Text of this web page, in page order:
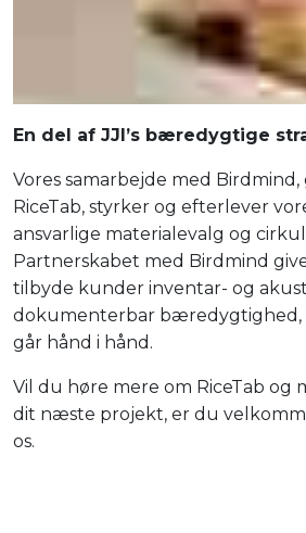
En del af JJI’s bæredygtige
Vores samarbejde med
RiceTab, styrker og efterlever
ansvarlige materialevalg og
Partnerskabet med Birdmind
tilbyde kunder inventar- og
dokumenterbar bæredygtighed,
går hånd i hånd.
Vil du høre mere om RiceTab og
dit næste projekt, er du
os.